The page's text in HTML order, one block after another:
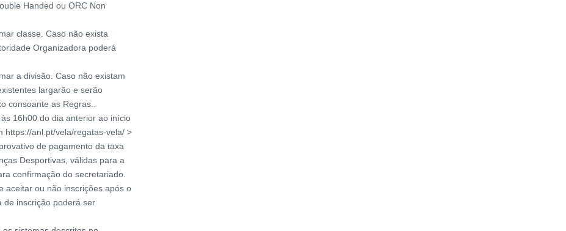
Handed ou ORC Non
classe. Caso não exista
Organizadora poderá
a divisão. Caso não existam
largarão e serão
consoante as Regras..
16h00 do dia anterior ao início
https://anl.pt/vela/regatas-vela/ >
de pagamento da taxa
Desportivas, válidas para a
confirmação do secretariado.
aceitar ou não inscrições após o
de inscrição poderá ser